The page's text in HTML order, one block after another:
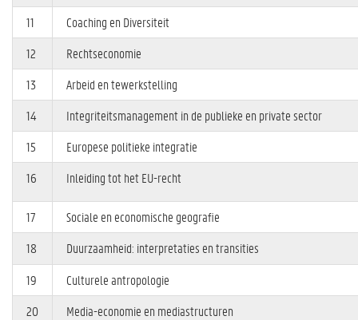
11
Coaching en Diversiteit
12
Rechtseconomie
13
Arbeid en tewerkstelling
14
Integriteitsmanagement in de publieke en private sector
15
Europese politieke integratie
16
Inleiding tot het EU-recht
17
Sociale en economische geografie
18
Duurzaamheid: interpretaties en transities
19
Culturele antropologie
20
Media-economie en mediastructuren